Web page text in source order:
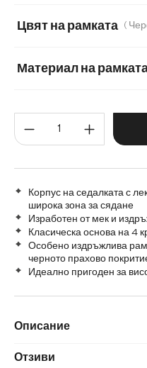
Меко букле Мек
Микрофибър/Букле
Цвят на рамката
Материал на
Дърво Матирана
Корпус на седалката с
широка зона за сядане
Изработен от мек и
Класическа основа на 4
Особено издръжлива
черното прахово
Идеално пригоден за
Описание
Отзиви